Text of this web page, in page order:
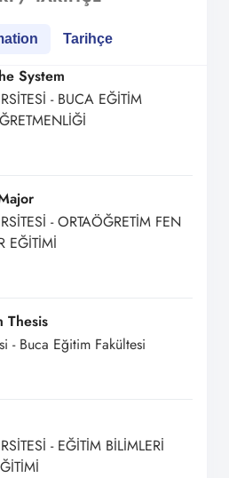
Tarihçe
System
- BUCA EĞİTİM
- ORTAÖĞRETİM FEN
EĞİTİMİ
Thesis
- Buca Eğitim Fakültesi
- EĞİTİM BİLİMLERİ